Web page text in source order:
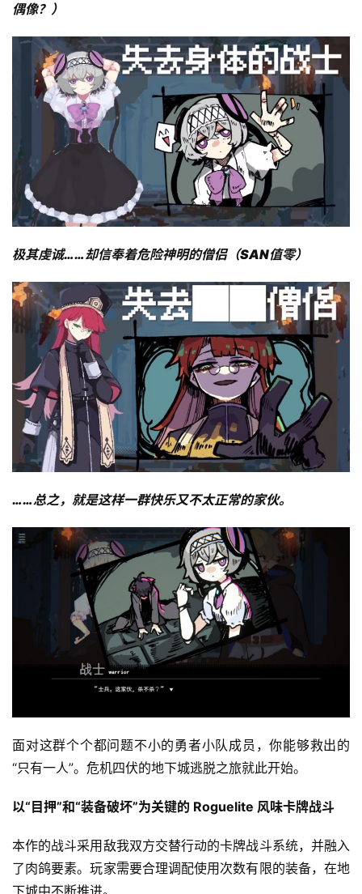
首
页
游
创
游
戏
业
手
休
闲
游
戏
2
0
偶像？）
极其虔诚……却信奉着危险神明的僧侣（SAN值零）
……总之，就是这样一群快乐又不太正常的家伙。
面对这群个个都问题不小的勇者小队成员，你能够救出的
“只有一人”。危机四伏的地下城逃脱之旅就此开始。
以“目押”和“装备破坏”为关键的 Roguelite 风味卡牌战斗
本作的战斗采用敌我双方交替行动的卡牌战斗系统，并融入
了肉鸽要素。玩家需要合理调配使用次数有限的装备，在地